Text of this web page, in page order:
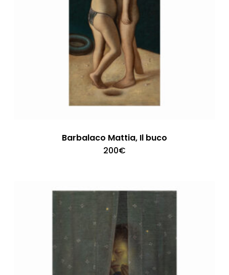
Barbalaco Mattia, Il buco
200€